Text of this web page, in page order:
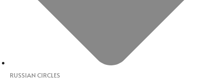
RUSSIAN CIRCLES